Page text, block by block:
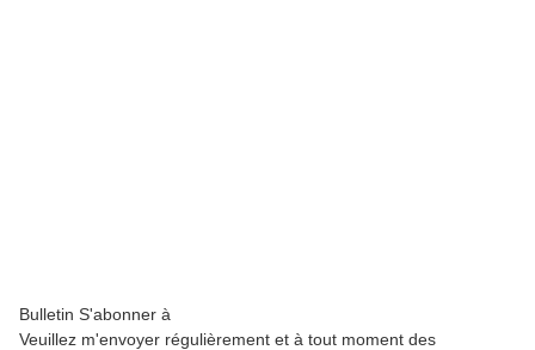
Bulletin S'abonner à
Veuillez m'envoyer régulièrement et à tout moment des